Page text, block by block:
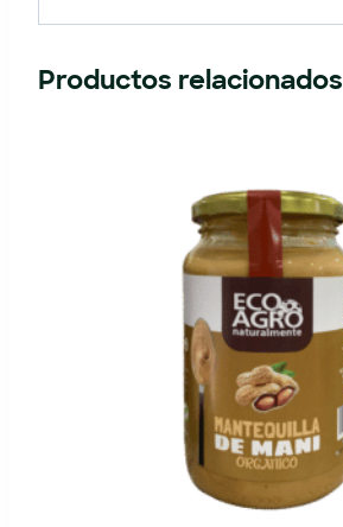
Productos relacionados